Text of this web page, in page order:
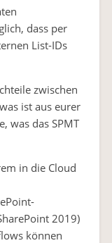
dass per
List-IDs
zwischen
ist aus eurer
was das SPMT
in die Cloud
2019)
können